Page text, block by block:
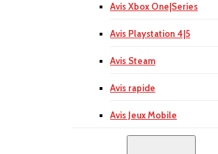
Avis Xbox One|Series
Avis Playstation 4|5
Avis Steam
Avis rapide
Avis Jeux Mobile